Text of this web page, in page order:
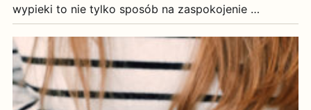
wypieki to nie tylko sposób na zaspokojenie …